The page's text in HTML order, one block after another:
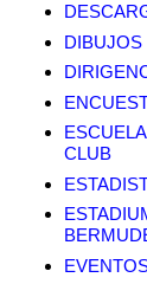
DIBUJOS
CLUB